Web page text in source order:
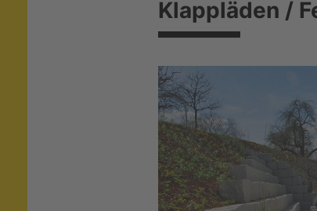
Klappläden /